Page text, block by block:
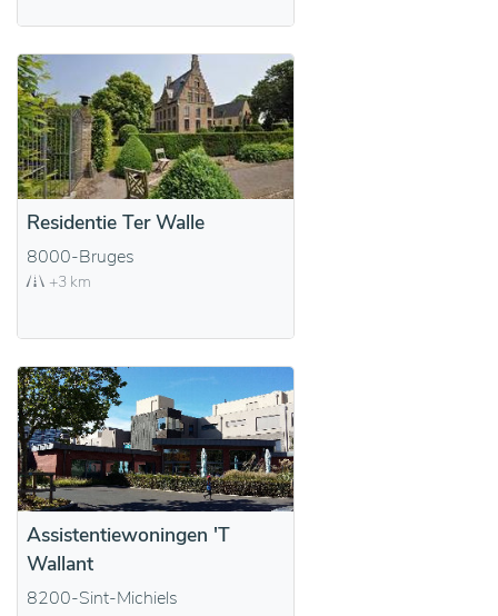
Residentie Ter Walle
8000-Bruges
+3 km
Assistentiewoningen 'T
Wallant
8200-Sint-Michiels